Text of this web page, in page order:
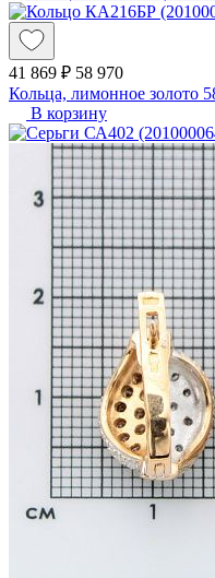
41 869 ₽ 58 970
Кольца, лимонное золото
В корзину